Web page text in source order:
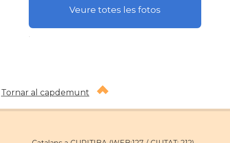
Veure totes les fotos
Tornar al capdemunt